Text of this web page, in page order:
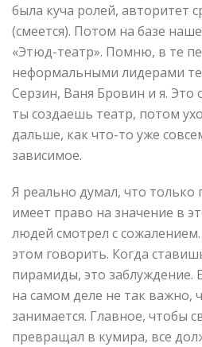
была куча ролей, авторитет
(смеется). Потом на базе
«Этюд-театр». Помню, в те
неформальными лидерами
Серзин, Ваня Бровин и я. Это
ты создаешь театр, потом
дальше, как что-то уже
зависимое.
Я реально думал, что только
имеет право на значение в
людей смотрел с
этом говорить. Когда
пирамиды, это заблуждение.
на самом деле не так важно,
занимается. Главное, чтобы
превращал в кумира, все